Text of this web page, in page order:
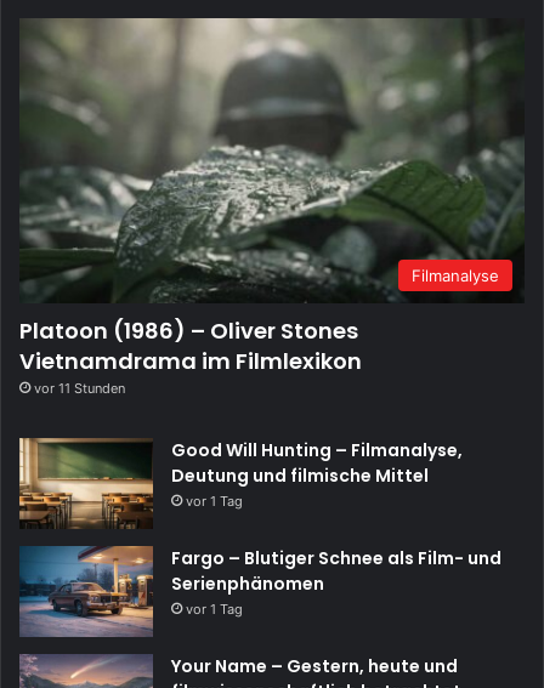
Filmanalyse
Platoon (1986) – Oliver Stones
Vietnamdrama im Filmlexikon
vor 11 Stunden
Good Will Hunting – Filmanalyse,
Deutung und filmische Mittel
vor 1 Tag
Fargo – Blutiger Schnee als Film- und
Serienphänomen
vor 1 Tag
Your Name – Gestern, heute und